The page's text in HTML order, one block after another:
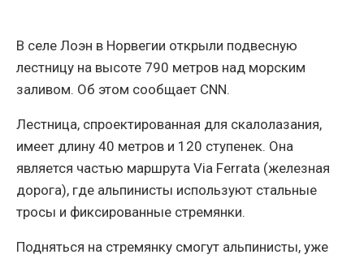
В селе Лоэн в Норвегии открыли подвесную
лестницу на высоте 790 метров над морским
заливом. Об этом сообщает CNN.
Лестница, спроектированная для скалолазания,
имеет длину 40 метров и 120 ступенек. Она
является частью маршрута Via Ferrata (железная
дорога), где альпинисты используют стальные
тросы и фиксированные стремянки.
Подняться на стремянку смогут альпинисты, уже